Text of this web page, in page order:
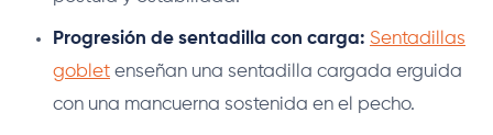
Progresión de sentadilla con carga: Sentadillas
goblet enseñan una sentadilla cargada erguida
con una mancuerna sostenida en el pecho.